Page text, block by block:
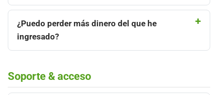
¿Puedo perder más dinero del que he
ingresado?
Soporte & acceso